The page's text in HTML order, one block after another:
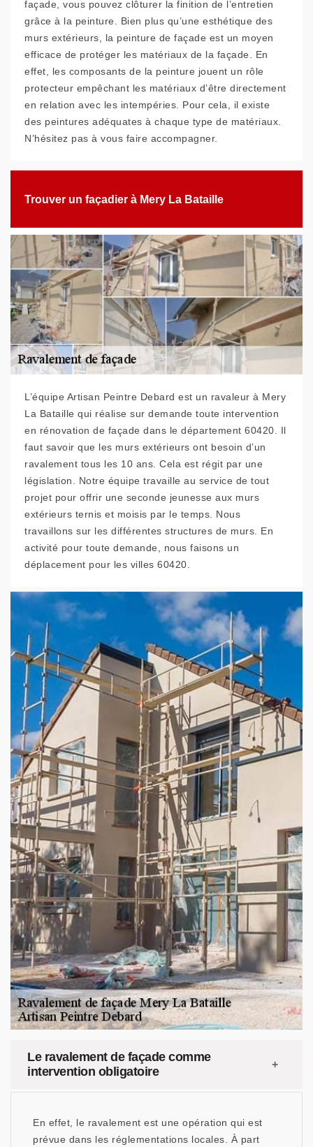
façade, vous pouvez clôturer la finition de l’entretien
grâce à la peinture. Bien plus qu’une esthétique des
murs extérieurs, la peinture de façade est un moyen
efficace de protéger les matériaux de la façade. En
effet, les composants de la peinture jouent un rôle
protecteur empêchant les matériaux d’être directement
en relation avec les intempéries. Pour cela, il existe
des peintures adéquates à chaque type de matériaux.
N’hésitez pas à vous faire accompagner.
Trouver un façadier à Mery La Bataille
L’équipe Artisan Peintre Debard est un ravaleur à Mery
La Bataille qui réalise sur demande toute intervention
en rénovation de façade dans le département 60420. Il
faut savoir que les murs extérieurs ont besoin d’un
ravalement tous les 10 ans. Cela est régit par une
législation. Notre équipe travaille au service de tout
projet pour offrir une seconde jeunesse aux murs
extérieurs ternis et moisis par le temps. Nous
travaillons sur les différentes structures de murs. En
activité pour toute demande, nous faisons un
déplacement pour les villes 60420.
Le ravalement de façade comme
intervention obligatoire
En effet, le ravalement est une opération qui est
prévue dans les réglementations locales. À part